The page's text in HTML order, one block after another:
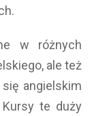
w różnych
ale też
angielskim
te duży